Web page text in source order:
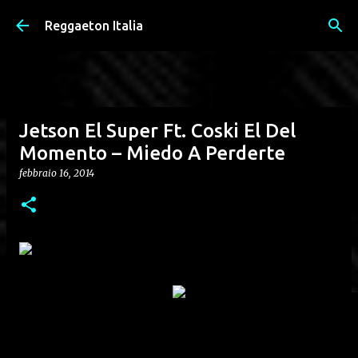
Passa ai contenuti principali
Reggaeton Italia
Jetson El Super Ft. Coski El Del
Momento – Miedo A Perderte
febbraio 16, 2014